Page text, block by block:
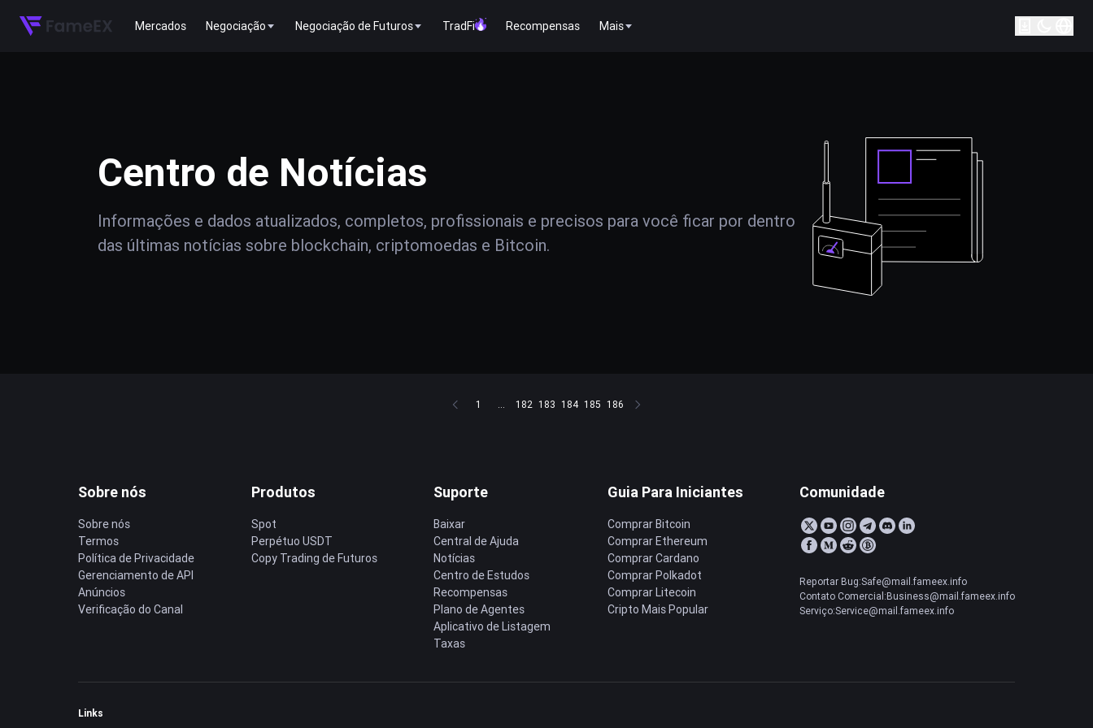
Mercados Negociação Negociação de Futuros TradFi Recompensas Mais
Centro de Notícias
Informações e dados atualizados, completos, profissionais e precisos para você ficar por dentro
das últimas notícias sobre blockchain, criptomoedas e Bitcoin.
1 ... 182 183 184 185 186
Sobre nós
Sobre nós
Termos
Política de Privacidade
Gerenciamento de API
Anúncios
Verificação do Canal
Produtos
Spot
Perpétuo USDT
Copy Trading de Futuros
Suporte
Baixar
Central de Ajuda
Notícias
Centro de Estudos
Recompensas
Plano de Agentes
Aplicativo de Listagem
Taxas
Guia Para Iniciantes
Comprar Bitcoin
Comprar Ethereum
Comprar Cardano
Comprar Polkadot
Comprar Litecoin
Cripto Mais Popular
Comunidade
Reportar Bug:Safe@mail.fameex.info
Contato Comercial:Business@mail.fameex.info
Serviço:Service@mail.fameex.info
Links